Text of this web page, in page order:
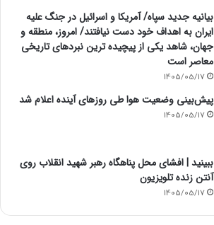
بیانیه جدید سپاه/ آمریکا و اسرائیل در جنگ علیه
ایران به اهداف خود دست نیافتند/ امروز، منطقه و
جهان، شاهد یکی از پیچیده ترین نبردهای تاریخی
معاصر است
1405/05/17
پیش‌بینی وضعیت هوا طی روزهای آینده اعلام شد
1405/05/17
ببینید | افشای محل پناهگاه‌ رهبر شهید انقلاب روی
آنتن زنده تلویزیون
1405/05/17